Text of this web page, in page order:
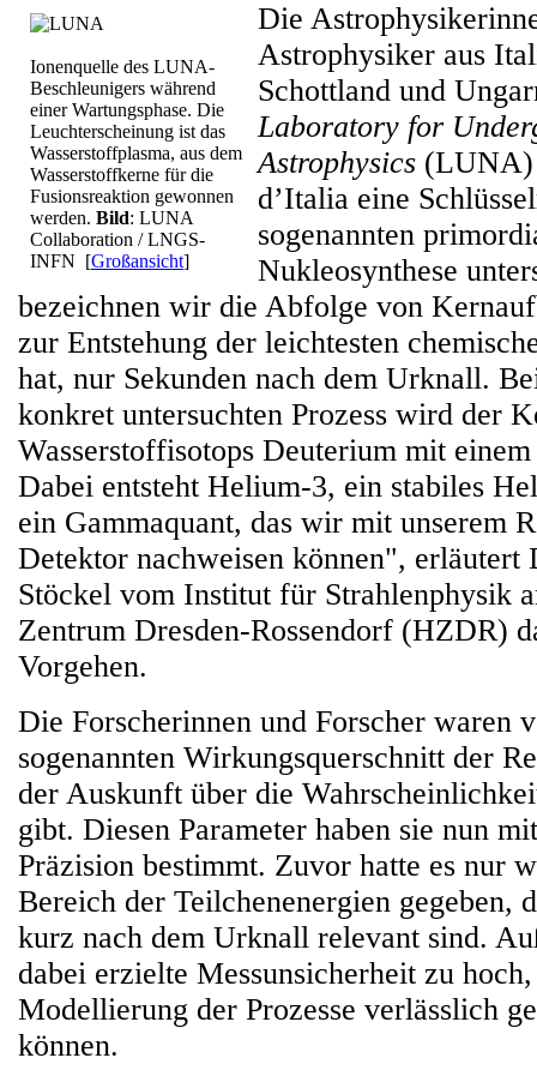
Ionenquelle des LUNA-
Beschleunigers während
einer Wartungsphase. Die
Leuchterscheinung ist das
Wasserstoffplasma, aus dem
Wasserstoffkerne für die
Fusionsreaktion gewonnen
werden. Bild: LUNA
Collaboration / LNGS-
INFN [Großansicht]
Die
Astrophysiker aus
Schottland und
Laboratory for
Astrophysics (LUNA)
d’Italia eine
sogenannten
Nukleosynthese
bezeichnen wir die Abfolge von
zur Entstehung der leichtesten
hat, nur Sekunden nach dem Urknall.
konkret untersuchten Prozess wird der
Wasserstoffisotops Deuterium mit einem
Dabei entsteht Helium-3, ein stabiles
ein Gammaquant, das wir mit unserem
Detektor nachweisen können", erläutert
Stöckel vom Institut für Strahlenphysik
Zentrum Dresden-Rossendorf (HZDR)
Vorgehen.
Die Forscherinnen und Forscher waren
sogenannten Wirkungsquerschnitt der
der Auskunft über die
gibt. Diesen Parameter haben sie nun
Präzision bestimmt. Zuvor hatte es nur
Bereich der Teilchenenergien gegeben,
kurz nach dem Urknall relevant sind.
dabei erzielte Messunsicherheit zu
Modellierung der Prozesse verlässlich
können.